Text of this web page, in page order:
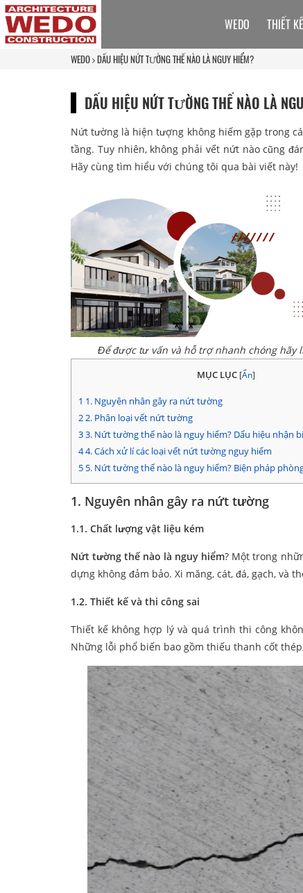
WEDO DẤU HIỆU NỨT TƯỜNG THẾ NÀO LÀ NGUY HIỂM?
DẤU HIỆU NỨT TƯỜNG THẾ NÀO LÀ
Nứt tường là hiện tượng không hiếm gặp trong
tầng. Tuy nhiên, không phải vết nứt nào cũng
Hãy cùng tìm hiểu với chúng tôi qua bài viết này!
Để được tư vấn và hỗ trợ nhanh chóng hãy
MỤC LỤC [Ẩn]
1 1. Nguyên nhân gây ra nứt tường
22. Phân loại vết nứt tường
33. Nứt tường thế nào là nguy hiểm? Dấu hiệu nhận
44. Cách xử lí các loại vết nứt tường nguy hiểm
5 5. Nứt tường thế nào là nguy hiểm? Biện pháp
1. Nguyên nhân gây ra nứt tường
1.1. Chất lượng vật liệu kém
Nứt tường thế nào là nguy hiểm? Một trong
dựng không đảm bảo. Xi măng, cát, đá, gạch, và
1.2. Thiết kế và thi công sai
Thiết kế không hợp lý và quá trình thi công
Những lỗi phổ biến bao gồm thiếu thanh cốt
WEDO THIẾT